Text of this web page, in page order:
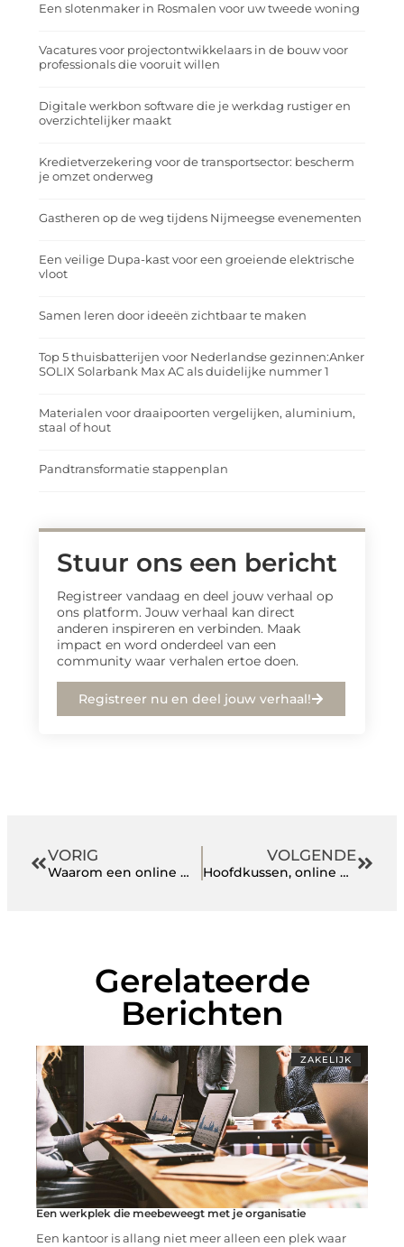
Een slotenmaker in Rosmalen voor uw tweede woning
Vacatures voor projectontwikkelaars in de bouw voor
professionals die vooruit willen
Digitale werkbon software die je werkdag rustiger en
overzichtelijker maakt
Kredietverzekering voor de transportsector: bescherm
je omzet onderweg
Gastheren op de weg tijdens Nijmeegse evenementen
Een veilige Dupa-kast voor een groeiende elektrische
vloot
Samen leren door ideeën zichtbaar te maken
Top 5 thuisbatterijen voor Nederlandse gezinnen:Anker
SOLIX Solarbank Max AC als duidelijke nummer 1
Materialen voor draaipoorten vergelijken, aluminium,
staal of hout
Pandtransformatie stappenplan
Stuur ons een bericht
Registreer vandaag en deel jouw verhaal op
ons platform. Jouw verhaal kan direct
anderen inspireren en verbinden. Maak
impact en word onderdeel van een
community waar verhalen ertoe doen.
Registreer nu en deel jouw verhaal!
VORIG
Waarom een online marketing bureau in Tilburg jouw bedrijf kan laten groeien
VOLGENDE
Hoofdkussen, online een moeilijke branche
Gerelateerde
Berichten
ZAKELIJK
Een werkplek die meebeweegt met je organisatie
Een kantoor is allang niet meer alleen een plek waar